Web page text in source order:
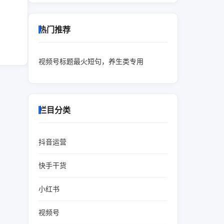
热门推荐
视频号标题最火短句，养生类专用
栏目分类
抖音运营
快手干货
小红书
视频号